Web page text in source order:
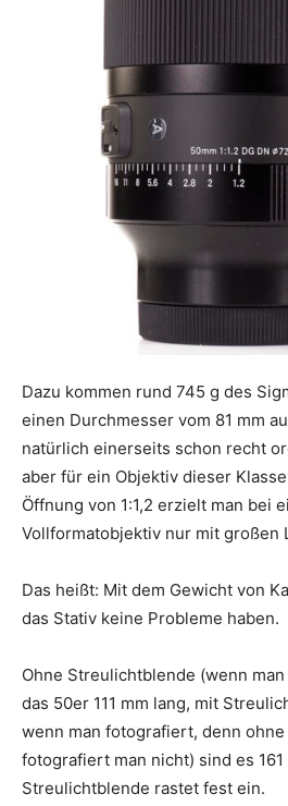
Dazu kommen rund 745 g des
einen Durchmesser vom 81 mm
natürlich einerseits schon recht
aber für ein Objektiv dieser
Öffnung von 1:1,2 erzielt man bei
Vollformatobjektiv nur mit großen
Das heißt: Mit dem Gewicht von
das Stativ keine Probleme haben.
Ohne Streulichtblende (wenn
das 50er 111 mm lang, mit
wenn man fotografiert, denn
fotografiert man nicht) sind es
Streulichtblende rastet fest ein.